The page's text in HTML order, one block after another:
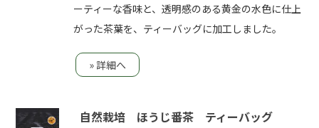
ーティーな香味と、透明感のある黄金の水色に仕上
がった茶葉を、ティーバッグに加工しました。
» 詳細へ
自然栽培 ほうじ番茶 ティーバッグ